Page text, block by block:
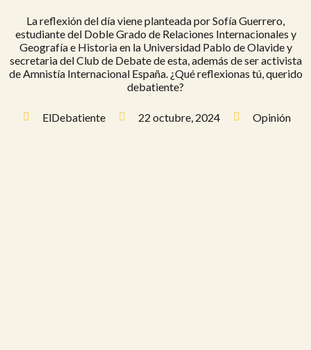
La reflexión del día viene planteada por Sofía Guerrero,
estudiante del Doble Grado de Relaciones Internacionales y
Geografía e Historia en la Universidad Pablo de Olavide y
secretaria del Club de Debate de esta, además de ser activista
de Amnistía Internacional España. ¿Qué reflexionas tú, querido
debatiente?
ElDebatiente 22 octubre, 2024 Opinión